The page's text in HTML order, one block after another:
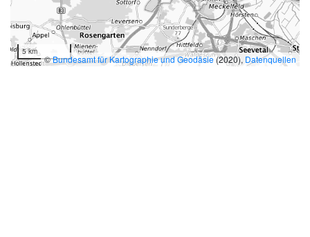
5 km
©Bundesamt für Kartographie und Geodäsie(2020), Datenquellen